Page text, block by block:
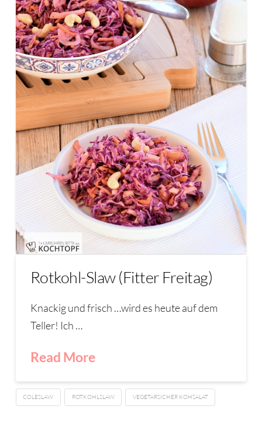
Rotkohl-Slaw (Fitter Freitag)
Knackig und frisch …wird es heute auf dem
Teller! Ich …
Read More
COLESLAW ROTKOHLSLAW VEGETARSICHER KOHSALAT